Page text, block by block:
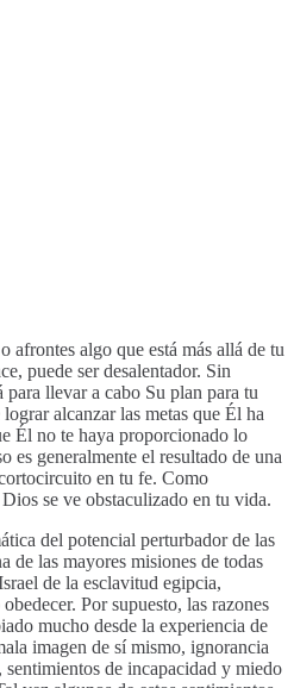
afrontes algo que está más allá de tu
puede ser desalentador. Sin
para llevar a cabo Su plan para tu
alcanzar las metas que Él ha
Él no te haya proporcionado lo
es generalmente el resultado de una
en tu fe. Como
se ve obstaculizado en tu vida.
del potencial perturbador de las
de las mayores misiones de todas
de la esclavitud egipcia,
Por supuesto, las razones
mucho desde la experiencia de
imagen de sí mismo, ignorancia
de incapacidad y miedo